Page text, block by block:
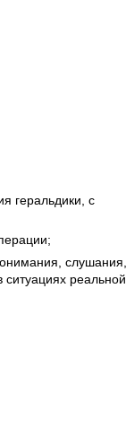
геральдики, с
слушания,
ситуациях реальной